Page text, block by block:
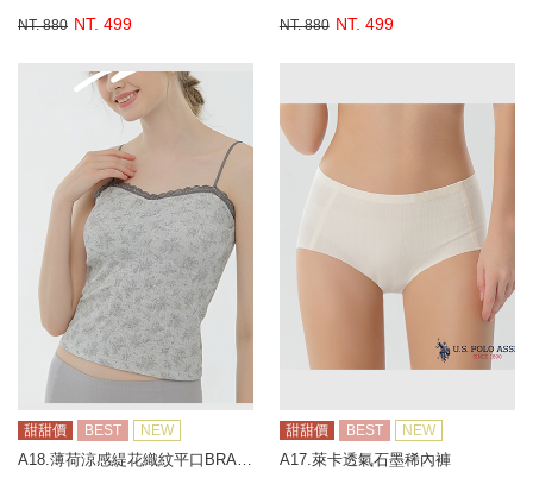
NT. 880 NT. 499 NT. 880 NT. 499
甜甜價 BEST NEW
A18.薄荷涼感緹花織紋平口BRA背心
甜甜價 BEST NEW
A17.萊卡透氣石墨稀內褲